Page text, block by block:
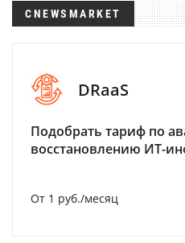
CNEWSMARKET
DRaaS
Подобрать тариф по
восстановлению ИТ-
От 1 руб./месяц